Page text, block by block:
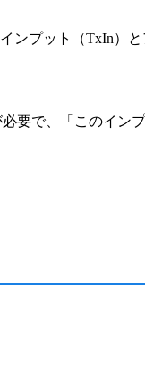
ンプット（TxIn）
要で、「このイン